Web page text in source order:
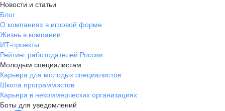
Новости и статьи
Блог
О компаниях в игровой форме
Жизнь в компании
ИТ-проекты
Рейтинг работодателей России
Молодым специалистам
Карьера для молодых специалистов
Школа программистов
Карьера в некоммерческих организациях
Боты для уведомлений